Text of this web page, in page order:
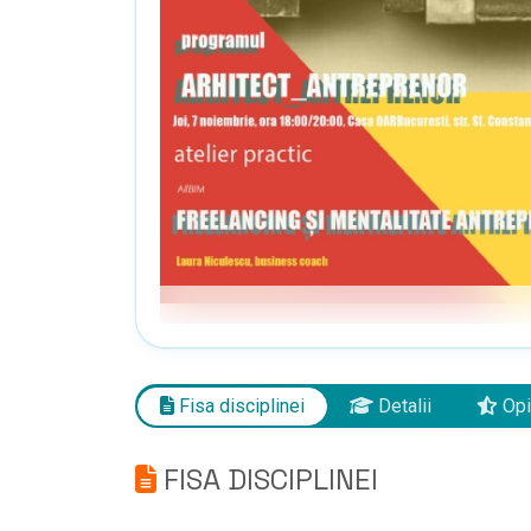
Fisa disciplinei Detalii
FISA DISCIPLINEI